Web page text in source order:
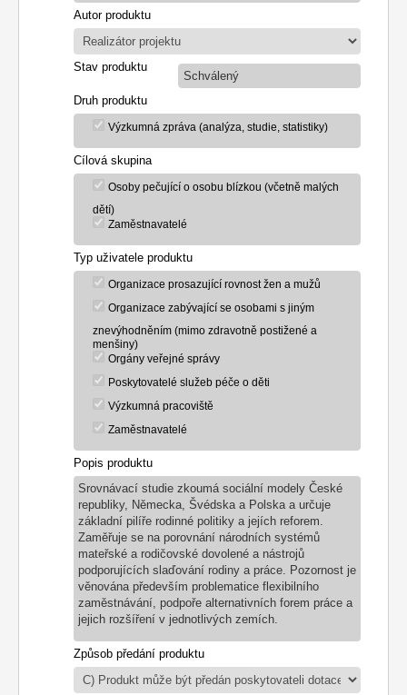
Autor produktu
Stav produktu
Schválený
Druh produktu
Výzkumná zpráva (analýza, studie, statistiky)
Cílová skupina
Osoby pečující o osobu blízkou (včetně malých
dětí)
Zaměstnavatelé
Typ uživatele produktu
Organizace prosazující rovnost žen a mužů
Organizace zabývající se osobami s jiným
znevýhodněním (mimo zdravotně postižené a
menšiny)
Orgány veřejné správy
Poskytovatelé služeb péče o děti
Výzkumná pracoviště
Zaměstnavatelé
Popis produktu
Srovnávací studie zkoumá sociální modely České
republiky, Německa, Švédska a Polska a určuje
základní pilíře rodinné politiky a jejích reforem.
Zaměřuje se na porovnání národních systémů
mateřské a rodičovské dovolené a nástrojů
podporujících slaďování rodiny a práce. Pozornost je
věnována především problematice flexibilního
zaměstnávání, podpoře alternativních forem práce a
jejich rozšíření v jednotlivých zemích.
Způsob předání produktu